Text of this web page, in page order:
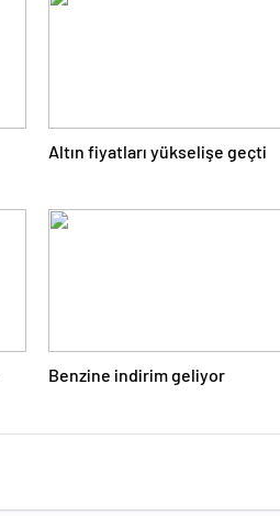
Altın fiyatları yükselişe geçti
Benzine indirim geliyor